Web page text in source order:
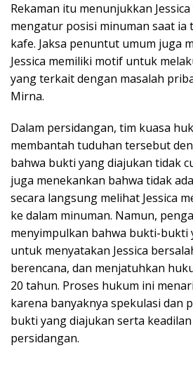
Rekaman itu menunjukkan
mengatur posisi minuman saat ia
kafe. Jaksa penuntut umum juga
Jessica memiliki motif untuk
yang terkait dengan masalah
Mirna.
Dalam persidangan, tim kuasa
membantah tuduhan tersebut
bahwa bukti yang diajukan tidak
juga menekankan bahwa tidak
secara langsung melihat Jessica
ke dalam minuman. Namun,
menyimpulkan bahwa bukti-bukti
untuk menyatakan Jessica
berencana, dan menjatuhkan
20 tahun. Proses hukum ini
karena banyaknya spekulasi dan
bukti yang diajukan serta
persidangan.